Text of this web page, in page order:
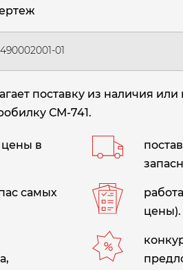
01
поставку из наличия или
СМ-741.
в
самых
цены).